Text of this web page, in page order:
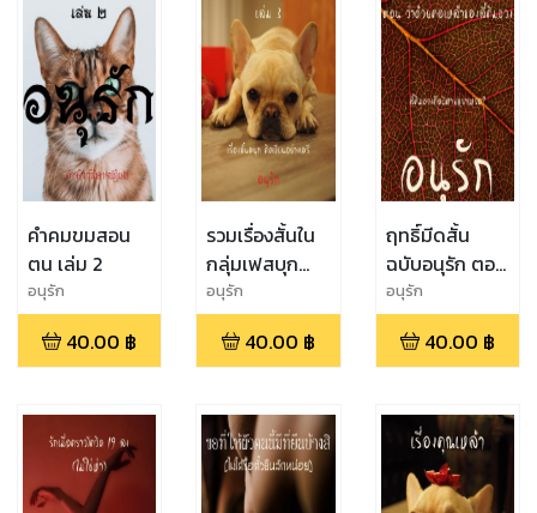
คำคมขมสอน
ตน เล่ม 2
อนุรัก
40.00 ฿
รวมเรื่องสั้นใน
กลุ่มเฟสบุก
เล่ม 3
อนุรัก
40.00 ฿
ฤทธิ์มีดสั้น
ฉบับอนุรัก ตอน
ว่าด้วยคอเหล้า
ของลี้คิมฮวง
อนุรัก
40.00 ฿